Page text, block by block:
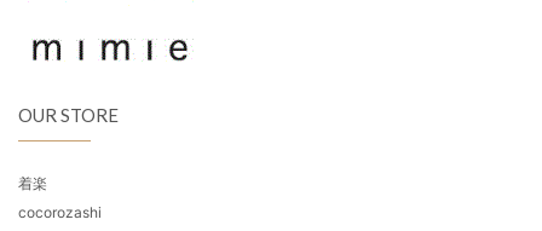
OUR STORE
着楽
cocorozashi